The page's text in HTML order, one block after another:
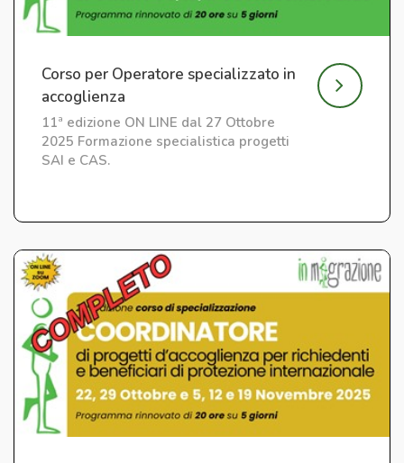
Corso per Operatore specializzato in
accoglienza
11ª edizione ON LINE dal 27 Ottobre
2025 Formazione specialistica progetti
SAI e CAS.